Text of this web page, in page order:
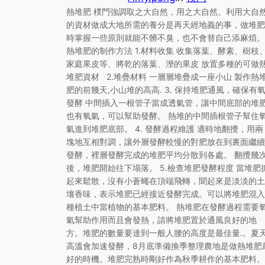
熱堆肥 樸門強調取之大自然，用之大自然。利用大自
的資材做成大地所需的養分是再天經地義的事，做堆肥
時掌握一些原則就能不髒不臭，也不會替自己添麻煩。
熱堆肥的制作方法 1.材料收集 收集落葉、酵素、樹枝、
家庭果皮等、將乾的落葉、溼的果皮 放置多種的可做
堆肥資材 2.堆疊材料 一層層堆疊成一座小山 製作熱
肥的前幾天,小山堆的高高. 3. 保持堆肥通風，確保有氧
發酵 中間插入一根管子當成透氣管，讓中間底部的堆
也有氧氣，可以幫助發酵。 熱堆的中間插根管子幫住
氣進到堆肥底部。 4. 發酵過程維護 適時地翻攪，用兩
塊地互相對調，讓外層發酵較慢的對肥放在到裏面繼續
發酵，裡層發酵完成的堆肥平均分散到各處。 翻攪幾
後，堆肥開始往下塌落。 5.檢查堆肥發酵程度 當堆肥
起來鬆散，沒有小蒼蠅在頂端飛轉，聞起來是淡淡的土
壤香味，表示堆肥已經接近發酵完成。可以將堆肥混入
種植土中當植物的基本肥料。 熱堆肥在發酵過程需要
氣幫助作用而且會發熱，請將堆肥置於通風良好的地
方。堆肥的數量要達到一般人腰的高度是最佳量.。夏
高溫會加速發酵，8月底準備換季整理農地是做熱堆肥
好的時機。堆肥完熟時剛好作為秋季耕作的基本肥料。